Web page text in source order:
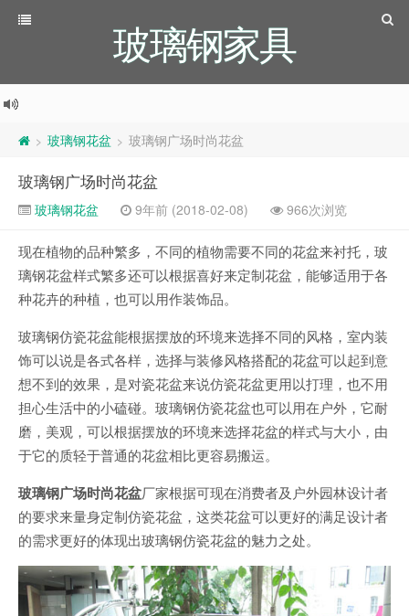
玻璃钢家具
> 玻璃钢花盆 > 玻璃钢广场时尚花盆
玻璃钢广场时尚花盆
玻璃钢花盆 9年前 (2018-02-08) 966次浏览
现在植物的品种繁多，不同的植物需要不同的花盆来衬托，玻
璃钢花盆样式繁多还可以根据喜好来定制花盆，能够适用于各
种花卉的种植，也可以用作装饰品。
玻璃钢仿瓷花盆能根据摆放的环境来选择不同的风格，室内装
饰可以说是各式各样，选择与装修风格搭配的花盆可以起到意
想不到的效果，是对瓷花盆来说仿瓷花盆更用以打理，也不用
担心生活中的小磕碰。玻璃钢仿瓷花盆也可以用在户外，它耐
磨，美观，可以根据摆放的环境来选择花盆的样式与大小，由
于它的质轻于普通的花盆相比更容易搬运。
玻璃钢广场时尚花盆厂家根据可现在消费者及户外园林设计者
的要求来量身定制仿瓷花盆，这类花盆可以更好的满足设计者
的需求更好的体现出玻璃钢仿瓷花盆的魅力之处。